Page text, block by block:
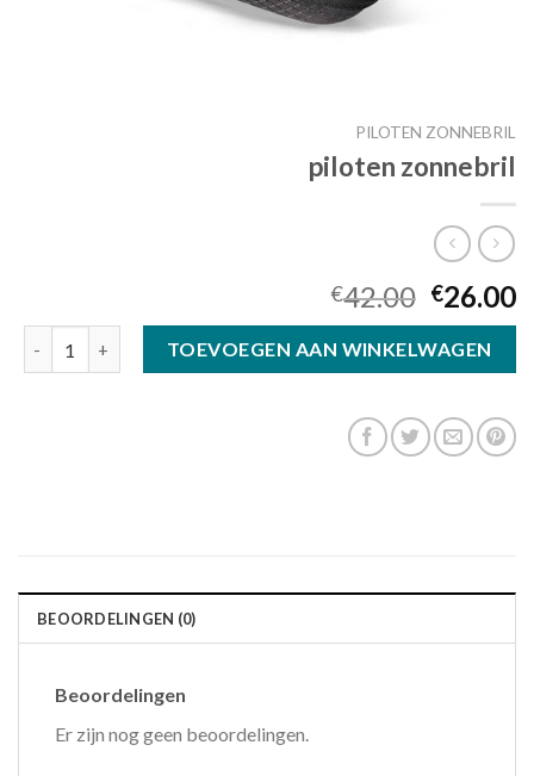
PILOTEN ZONNEBRIL
piloten zonnebril
€42.00 €26.00
TOEVOEGEN AAN WINKELWAGEN
BEOORDELINGEN (0)
Beoordelingen
Er zijn nog geen beoordelingen.